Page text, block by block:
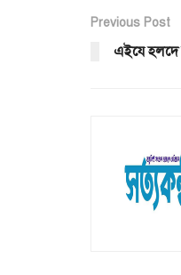
Previous Post
এইযে হলদে